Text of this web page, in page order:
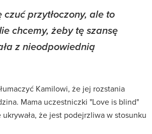
czuć przytłoczony, ale to
chcemy, żeby tę szansę
z nieodpowiednią
Kamilowi, że jej rozstania
Mama uczestniczki "Love is blind"
że jest podejrzliwa w stosunku